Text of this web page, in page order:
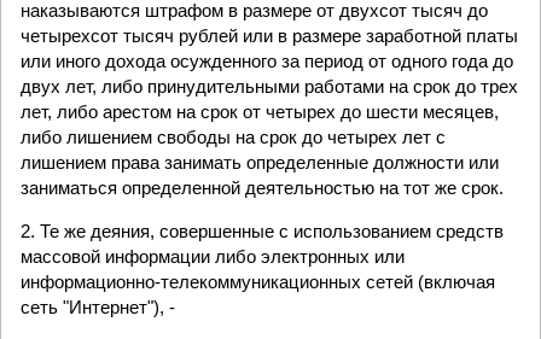
наказываются штрафом в размере от двухсот тысяч до
четырехсот тысяч рублей или в размере заработной платы
или иного дохода осужденного за период от одного года до
двух лет, либо принудительными работами на срок до трех
лет, либо арестом на срок от четырех до шести месяцев,
либо лишением свободы на срок до четырех лет с
лишением права занимать определенные должности или
заниматься определенной деятельностью на тот же срок.
2. Те же деяния, совершенные с использованием средств
массовой информации либо электронных или
информационно-телекоммуникационных сетей (включая
сеть "Интернет"), -